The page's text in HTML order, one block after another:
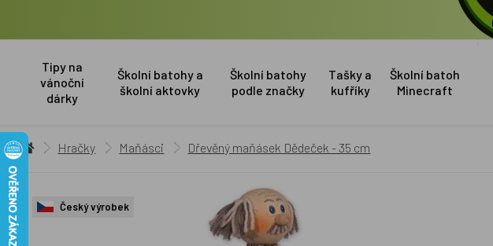
Tipy na
vánoční
dárky
Školní batohy a
školní aktovky
Školní batohy
podle značky
Tašky a
kufříky
Školní batoh
Minecraft
Hračky Maňásci Dřevěný maňásek Dědeček - 35 cm
Český výrobek